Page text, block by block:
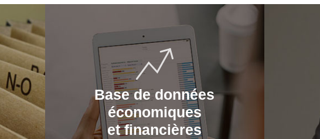
Base de données
économiques
et financières